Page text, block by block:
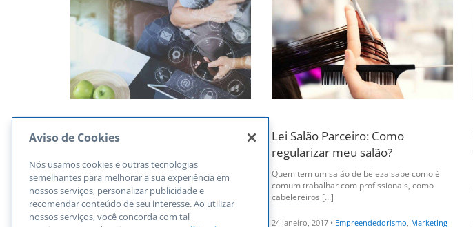
Negócio Omni-Channel: O futuro
O amplo acesso à internet trouxe a
necessidade dos negócios migrarem para o e-
commerce. Com [...]
25 janeiro, 2017 •Inovação e Tecnologia
Lei Salão Parceiro: Como
regularizar meu salão?
Quem tem um salão de beleza sabe como é
comum trabalhar com profissionais, como
cabelereiros [...]
24 janeiro, 2017 • Empreendedorismo, Marketing
Aviso de Cookies
Nós usamos cookies e outras tecnologias
semelhantes para melhorar a sua experiência em
nossos serviços, personalizar publicidade e
recomendar conteúdo de seu interesse. Ao utilizar
nossos serviços, você concorda com tal